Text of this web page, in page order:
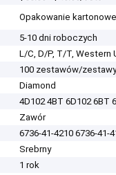
Opakowanie kartonowe
5-10 dni roboczych
L/C, D/P, T/T, Western
100 zestawów/
Diamond
4D102 4BT 6D102 6BT
Zawór
6736-41-4210 6736-41-
Srebrny
1 rok